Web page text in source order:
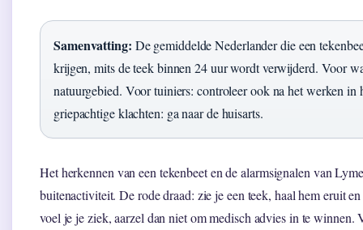
Samenvatting: De gemiddelde Nederlander die een
krijgen, mits de teek binnen 24 uur wordt verwijderd. Voor
natuurgebied. Voor tuiniers: controleer ook na het werken
griepachtige klachten: ga naar de huisarts.
Het herkennen van een tekenbeet en de alarmsignalen van
buitenactiviteit. De rode draad: zie je een teek, haal hem eruit
voel je je ziek, aarzel dan niet om medisch advies in te winnen.